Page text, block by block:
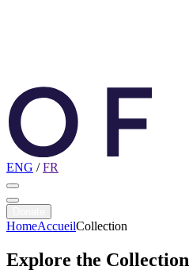
ENG /FR
HomeAccueilCollection
Explore the Collection